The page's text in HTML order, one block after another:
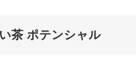
茶 ポテンシャル